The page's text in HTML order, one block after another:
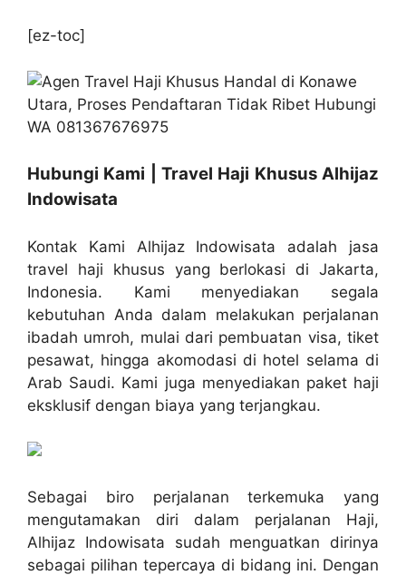
[ez-toc]
Hubungi Kami | Travel Haji Khusus Alhijaz
Indowisata
Kontak Kami Alhijaz Indowisata adalah jasa
travel haji khusus yang berlokasi di Jakarta,
Indonesia. Kami menyediakan segala
kebutuhan Anda dalam melakukan perjalanan
ibadah umroh, mulai dari pembuatan visa, tiket
pesawat, hingga akomodasi di hotel selama di
Arab Saudi. Kami juga menyediakan paket haji
eksklusif dengan biaya yang terjangkau.
Sebagai biro perjalanan terkemuka yang
mengutamakan diri dalam perjalanan Haji,
Alhijaz Indowisata sudah menguatkan dirinya
sebagai pilihan tepercaya di bidang ini. Dengan